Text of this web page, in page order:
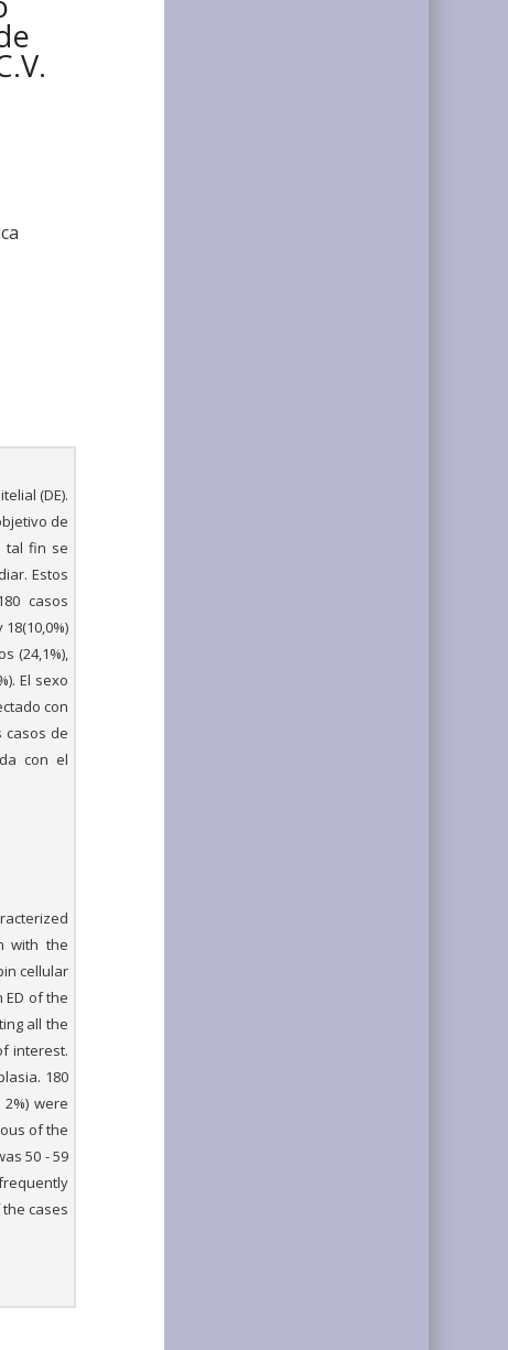
(DE).
de
tal fin se
Estos
casos
(24,1%),
El sexo
con
casos de
con el
with the
cellular
of the
all the
interest.
180
were
of the
50 - 59
cases